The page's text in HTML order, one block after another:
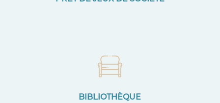
BIBLIOTHÈQUE